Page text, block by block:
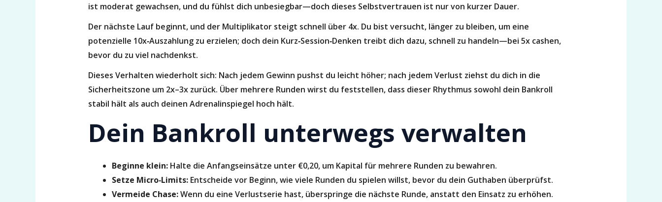
ist moderat gewachsen, und du fühlst dich unbesiegbar—doch dieses Selbstvertrauen ist nur von kurzer Dauer.
Der nächste Lauf beginnt, und der Multiplikator steigt schnell über 4x. Du bist versucht, länger zu bleiben, um eine
potenzielle 10x‑Auszahlung zu erzielen; doch dein Kurz‑Session‑Denken treibt dich dazu, schnell zu handeln—bei 5x cashen,
bevor du zu viel nachdenkst.
Dieses Verhalten wiederholt sich: Nach jedem Gewinn pushst du leicht höher; nach jedem Verlust ziehst du dich in die
Sicherheitszone um 2x–3x zurück. Über mehrere Runden wirst du feststellen, dass dieser Rhythmus sowohl dein Bankroll
stabil hält als auch deinen Adrenalinspiegel hoch hält.
Dein Bankroll unterwegs verwalten
Beginne klein:Halte die Anfangseinsätze unter €0,20, um Kapital für mehrere Runden zu bewahren.
Setze Micro‑Limits:Entscheide vor Beginn, wie viele Runden du spielen willst, bevor du dein Guthaben überprüfst.
Vermeide Chase:Wenn du eine Verlustserie hast, überspringe die nächste Runde, anstatt den Einsatz zu erhöhen.